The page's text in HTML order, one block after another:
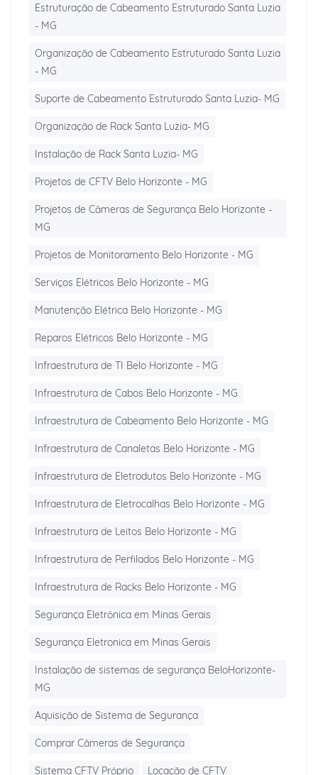
Estruturação de Cabeamento Estruturado Santa Luzia
- MG
Organização de Cabeamento Estruturado Santa Luzia
- MG
Suporte de Cabeamento Estruturado Santa Luzia- MG
Organização de Rack Santa Luzia- MG
Instalação de Rack Santa Luzia- MG
Projetos de CFTV Belo Horizonte - MG
Projetos de Câmeras de Segurança Belo Horizonte -
MG
Projetos de Monitoramento Belo Horizonte - MG
Serviços Elétricos Belo Horizonte - MG
Manutenção Elétrica Belo Horizonte - MG
Reparos Elétricos Belo Horizonte - MG
Infraestrutura de TI Belo Horizonte - MG
Infraestrutura de Cabos Belo Horizonte - MG
Infraestrutura de Cabeamento Belo Horizonte - MG
Infraestrutura de Canaletas Belo Horizonte - MG
Infraestrutura de Eletrodutos Belo Horizonte - MG
Infraestrutura de Eletrocalhas Belo Horizonte - MG
Infraestrutura de Leitos Belo Horizonte - MG
Infraestrutura de Perfilados Belo Horizonte - MG
Infraestrutura de Racks Belo Horizonte - MG
Segurança Eletrônica em Minas Gerais
Segurança Eletronica em Minas Gerais
Instalação de sistemas de segurança BeloHorizonte-
MG
Aquisição de Sistema de Segurança
Comprar Câmeras de Segurança
Sistema CFTV Próprio Locação de CFTV